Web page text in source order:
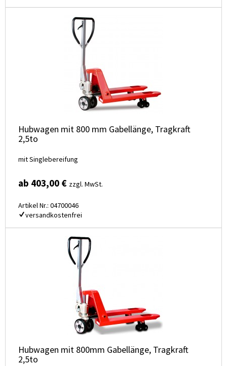
Hubwagen mit 800 mm Gabellänge, Tragkraft
2,5to
mit Singlebereifung
ab 403,00 € zzgl. MwSt.
Artikel Nr.: 04700046
versandkostenfrei
Hubwagen mit 800mm Gabellänge, Tragkraft
2,5to